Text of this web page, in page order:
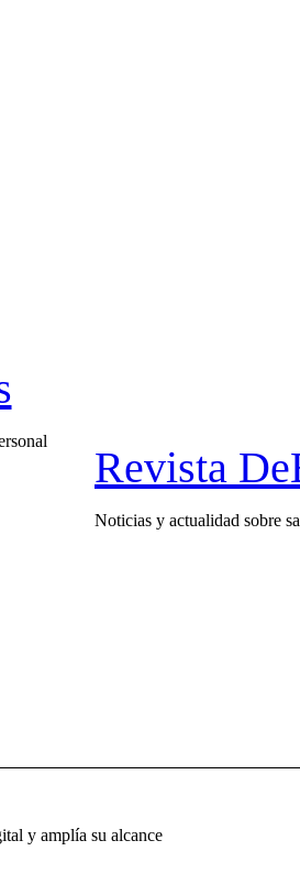
Revista
Noticias y actualidad sobre
y amplía su alcance